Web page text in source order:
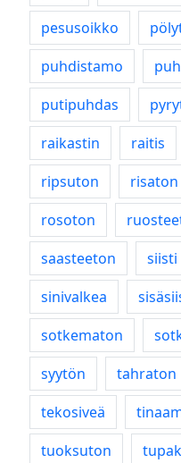
pesusoikko
puhdistamo
putipuhdas
raikastin
raitis
ripsuton
risaton
rosoton
saasteeton
siisti
sinivalkea
sotkematon
syytön
tahraton
tekosiveä
tuoksuton